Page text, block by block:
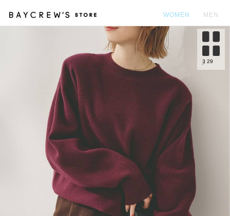
WOMEN MEN
3 29